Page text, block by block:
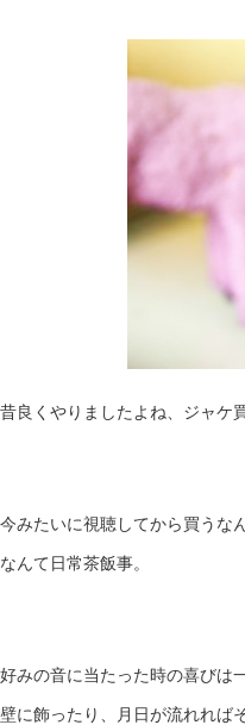
昔良くやりましたよね、ジャケ買
今みたいに視聴してから買うな
なんて日常茶飯事。
好みの音に当たった時の喜びは
壁に飾ったり、月日が流れれば